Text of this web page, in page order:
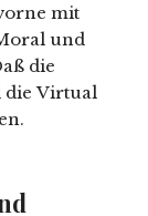
mit
und
die
die Virtual